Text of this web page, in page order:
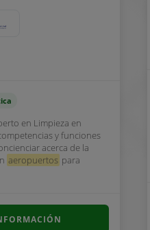
en Limpieza en
y funciones
acerca de la
aeropuertos para